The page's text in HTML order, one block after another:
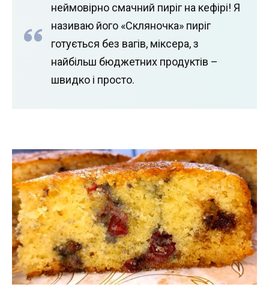
неймовірно смачний пиріг на кефірі! Я
називаю його «Скляночка» пиріг
готується без вагів, міксера, з
найбільш бюджетних продуктів –
швидко і просто.